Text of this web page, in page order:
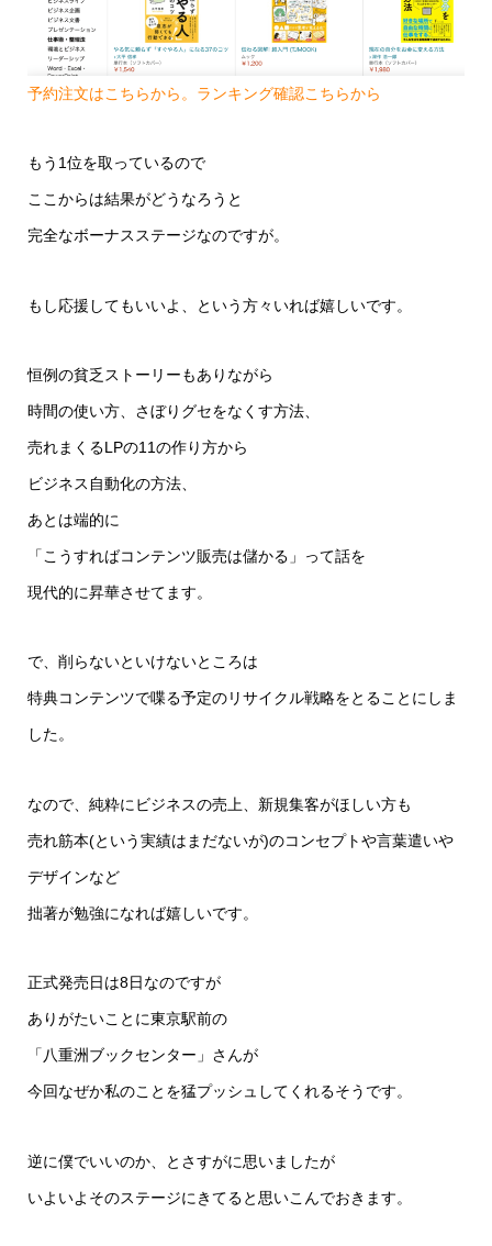
予約注文はこちらから。ランキング確認こちらから
もう1位を取っているので
ここからは結果がどうなろうと
完全なボーナスステージなのですが。
もし応援してもいいよ、という方々いれば嬉しいです。
恒例の貧乏ストーリーもありながら
時間の使い方、さぼりグセをなくす方法、
売れまくるLPの11の作り方から
ビジネス自動化の方法、
あとは端的に
「こうすればコンテンツ販売は儲かる」って話を
現代的に昇華させてます。
で、削らないといけないところは
特典コンテンツで喋る予定のリサイクル戦略をとることにしま
した。
なので、純粋にビジネスの売上、新規集客がほしい方も
売れ筋本(という実績はまだないが)のコンセプトや言葉遣いや
デザインなど
拙著が勉強になれば嬉しいです。
正式発売日は8日なのですが
ありがたいことに東京駅前の
「八重洲ブックセンター」さんが
今回なぜか私のことを猛プッシュしてくれるそうです。
逆に僕でいいのか、とさすがに思いましたが
いよいよそのステージにきてると思いこんでおきます。